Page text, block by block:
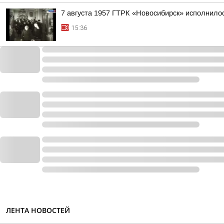
7 августа 1957 ГТРК «Новосибирск»
15:36
ЛЕНТА НОВОСТЕЙ